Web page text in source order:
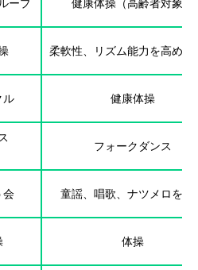
ープ 健康体操（高齢者対象）
柔軟性、リズム能力を高める
ル 健康体操
フォークダンス
会 童謡、唱歌、ナツメロを歌
体操